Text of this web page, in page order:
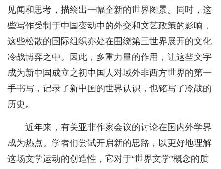
见闻和思考，描绘出一幅全新的世界图景。同时，这
些写作受制于中国变动中的外交和文艺政策的影响，
这些松散的国际组织亦处在围绕第三世界展开的文化
冷战博弈之中。因此，多重力量的作用，让这些文字
成为新中国成立之初中国人对域外非西方世界的第一
手书写，记录了新中国的世界认识，也铭写了冷战的
历史。
近年来，有关亚非作家会议的讨论在国内外学界
成为热点。学者们尝试开启新的思路，以更好地理解
这场文学运动的创造性，它对于“世界文学”概念的质